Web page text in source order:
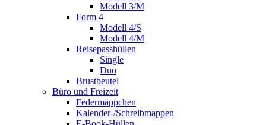
Modell 3/M
Form 4
Modell 4/S
Modell 4/M
Reisepasshüllen
Single
Duo
Brustbeutel
Büro und Freizeit
Federmäppchen
Kalender-/Schreibmappen